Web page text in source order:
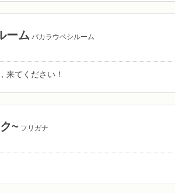
ーム バカラウベシルーム
来てください！
~ フリガナ